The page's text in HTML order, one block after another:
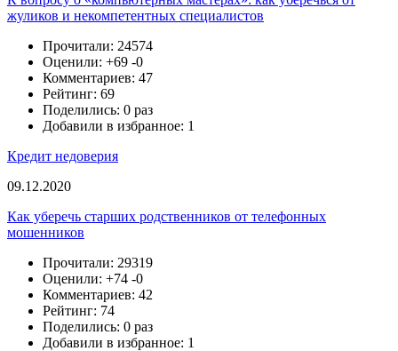
жуликов и некомпетентных специалистов
Прочитали: 24574
Оценили: +69 -0
Комментариев: 47
Рейтинг: 69
Поделились: 0 раз
Добавили в избранное: 1
Кредит недоверия
09.12.2020
Как уберечь старших родственников от телефонных
мошенников
Прочитали: 29319
Оценили: +74 -0
Комментариев: 42
Рейтинг: 74
Поделились: 0 раз
Добавили в избранное: 1